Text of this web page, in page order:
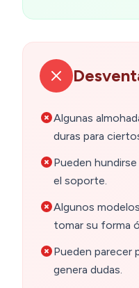
Algunas
duras para
Pueden
el soporte.
Algunos
tomar su forma
Pueden parecer
genera dudas.